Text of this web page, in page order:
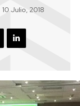
10 Julio, 2018